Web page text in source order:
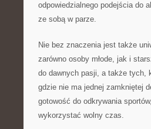
odpowiedzialnego podejścia do
ze sobą w parze.
Nie bez znaczenia jest także
zarówno osoby młode, jak i
do dawnych pasji, a także tych,
gdzie nie ma jednej zamkniętej
gotowość do odkrywania
wykorzystać wolny czas.